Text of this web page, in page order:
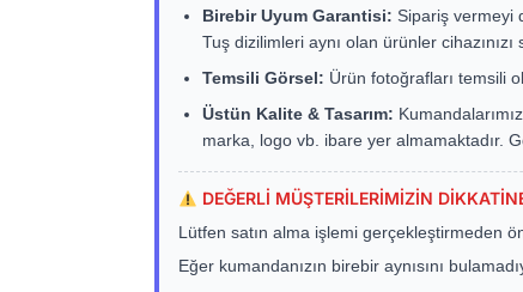
Birebir Uyum Garantisi: Sipariş vermeyi
Tuş dizilimleri aynı olan ürünler cihazınızı
Temsili Görsel: Ürün fotoğrafları temsili
Üstün Kalite & Tasarım:
marka, logo vb. ibare yer almamaktadır.
DEĞERLİ MÜŞTERİLERİMİZİN
Lütfen satın alma işlemi gerçekleştirmeden
Eğer kumandanızın birebir aynısını